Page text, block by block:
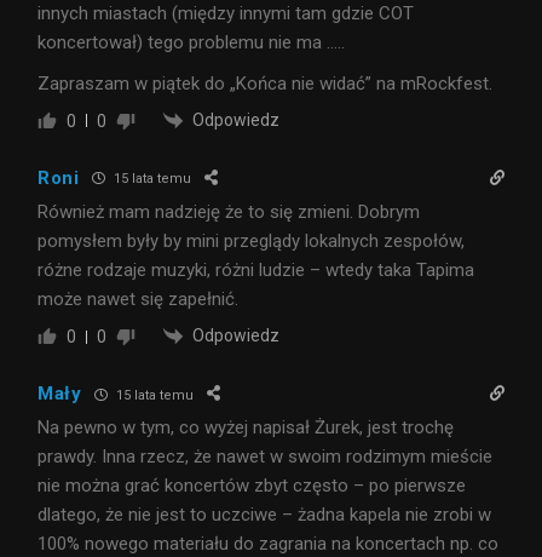
innych miastach (między innymi tam gdzie COT
koncertował) tego problemu nie ma …..
Zapraszam w piątek do „Końca nie widać” na mRockfest.
0 0 Odpowiedz
Roni 15 lata temu
Również mam nadzieję że to się zmieni. Dobrym
pomysłem były by mini przeglądy lokalnych zespołów,
różne rodzaje muzyki, różni ludzie – wtedy taka Tapima
może nawet się zapełnić.
0 0 Odpowiedz
Mały 15 lata temu
Na pewno w tym, co wyżej napisał Żurek, jest trochę
prawdy. Inna rzecz, że nawet w swoim rodzimym mieście
nie można grać koncertów zbyt często – po pierwsze
dlatego, że nie jest to uczciwe – żadna kapela nie zrobi w
100% nowego materiału do zagrania na koncertach np. co